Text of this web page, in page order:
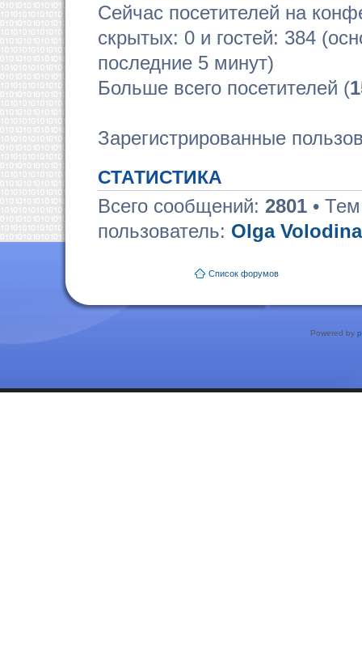
Сейчас посетителей на
скрытых: 0 и гостей: 384
последние 5 минут)
Больше всего посетителей (
Зарегистрированные
СТАТИСТИКА
Всего сообщений: 2801 •
пользователь: Olga Volodina
Список форумов
Powered by